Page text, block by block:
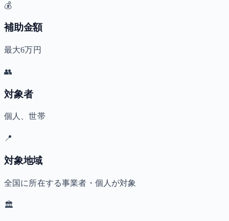
💰
補助金額
最大6万円
👥
対象者
個人、世帯
📍
対象地域
全国に所在する事業者・個人が対象
🏛️